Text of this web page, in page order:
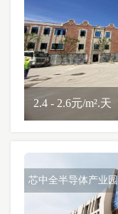
2.4 - 2.6元/m².天
芯中全半导体产业园